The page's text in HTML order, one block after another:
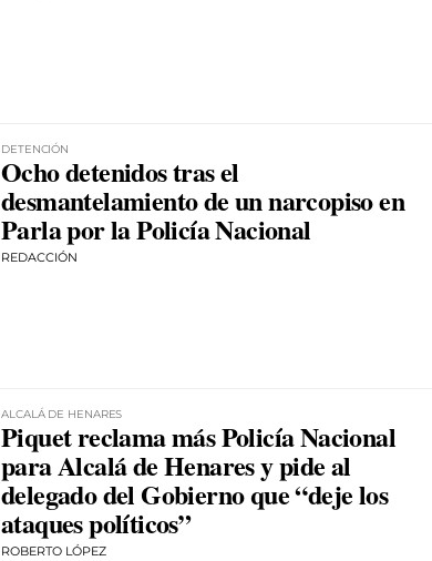
DETENCIÓN
Ocho detenidos tras el
desmantelamiento de un narcopiso en
Parla por la Policía Nacional
REDACCIÓN
ALCALÁ DE HENARES
Piquet reclama más Policía Nacional
para Alcalá de Henares y pide al
delegado del Gobierno que “deje los
ataques políticos”
ROBERTO LÓPEZ